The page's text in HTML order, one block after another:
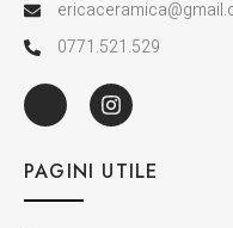
0771.521.529
PAGINI UTILE